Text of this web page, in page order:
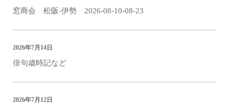
窓商会 松阪-伊勢 2026-08-10-08-23
俳句歳時記など
2026年7月14日
2026年7月12日